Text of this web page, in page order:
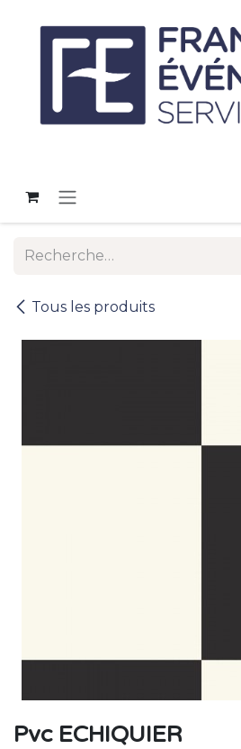
Tous les produits
Pvc ECHIQUIER